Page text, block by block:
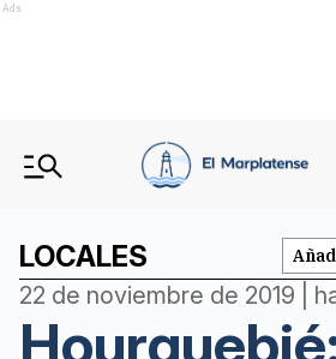
Ads
LOCALES
22 de noviembre de 2019 |